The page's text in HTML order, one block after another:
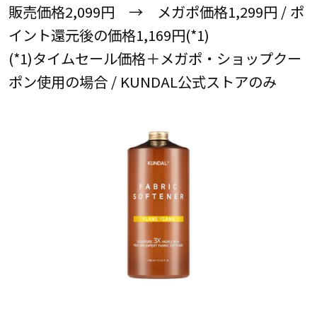
販売価格2,099円 → メガポ価格1,299円 / ポ
イント還元後の価格1,169円(*1)
(*1)タイムセール価格＋メガポ・ショップクー
ポン使用の場合 / KUNDAL公式ストアのみ